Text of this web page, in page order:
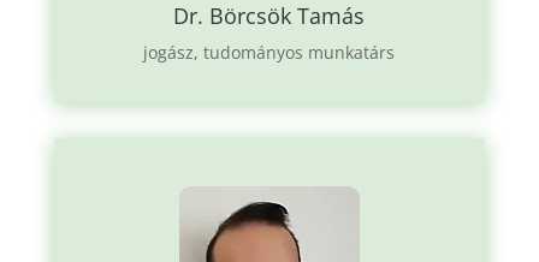
Dr. Börcsök Tamás
jogász, tudományos munkatárs